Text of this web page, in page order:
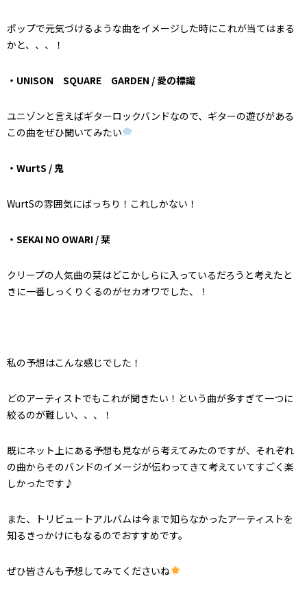
ポップで元気づけるような曲をイメージした時にこれが当てはまる
かと、、、！
・UNISON SQUARE GARDEN / 愛の標識
ユニゾンと言えばギターロックバンドなので、ギターの遊びがある
この曲をぜひ聞いてみたい
・WurtS / 鬼
WurtSの雰囲気にばっちり！これしかない！
・SEKAI NO OWARI / 栞
クリープの人気曲の栞はどこかしらに入っているだろうと考えたと
きに一番しっくりくるのがセカオワでした、！
私の予想はこんな感じでした！
どのアーティストでもこれが聞きたい！という曲が多すぎて一つに
絞るのが難しい、、、！
既にネット上にある予想も見ながら考えてみたのですが、それぞれ
の曲からそのバンドのイメージが伝わってきて考えていてすごく楽
しかったです♪
また、トリビュートアルバムは今まで知らなかったアーティストを
知るきっかけにもなるのでおすすめです。
ぜひ皆さんも予想してみてくださいね